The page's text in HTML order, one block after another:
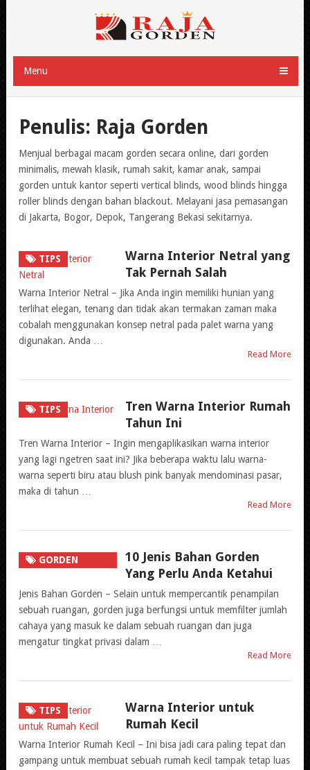
Menu
Penulis: Raja Gorden
Menjual berbagai macam gorden secara online, dari gorden
minimalis, mewah klasik, rumah sakit, kamar anak, sampai
gorden untuk kantor seperti vertical blinds, wood blinds hingga
roller blinds dengan bahan blackout. Melayani jasa pemasangan
di Jakarta, Bogor, Depok, Tangerang Bekasi sekitarnya.
TIPS
Warna Interior Netral yang
Tak Pernah Salah
Warna Interior Netral – Jika Anda ingin memiliki hunian yang
terlihat elegan, tenang dan tidak akan termakan zaman maka
cobalah menggunakan konsep netral pada palet warna yang
digunakan. Anda …
Read More
TIPS
Tren Warna Interior Rumah
Tahun Ini
Tren Warna Interior – Ingin mengaplikasikan warna interior
yang lagi ngetren saat ini? Jika beberapa waktu lalu warna-
warna seperti biru atau blush pink banyak mendominasi pasar,
maka di tahun …
Read More
GORDEN
10 Jenis Bahan Gorden
Yang Perlu Anda Ketahui
Jenis Bahan Gorden – Selain untuk mempercantik penampilan
sebuah ruangan, gorden juga berfungsi untuk memfilter jumlah
cahaya yang masuk ke dalam sebuah ruangan dan juga
mengatur tingkat privasi dalam …
Read More
TIPS
Warna Interior untuk
Rumah Kecil
Warna Interior Rumah Kecil – Ini bisa jadi cara paling tepat dan
gampang untuk membuat sebuah rumah kecil tampak tetap luas